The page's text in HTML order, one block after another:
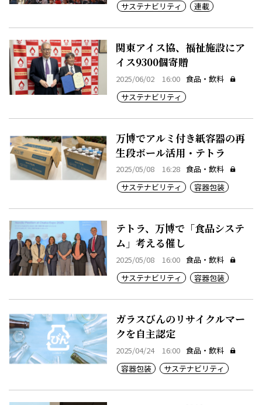
サステナビリティ
連載
関東アイス協、福祉施設にア
イス9300個寄贈
2025/06/02 16:00 食品・飲料
サステナビリティ
万博でアルミ付き紙容器の再
生段ボール活用・テトラ
2025/05/08 16:28 食品・飲料
サステナビリティ
容器包装
テトラ、万博で「食品システ
ム」考える催し
2025/05/08 16:00 食品・飲料
サステナビリティ
容器包装
ガラスびんのリサイクルマー
クを自主認定
2025/04/24 16:00 食品・飲料
容器包装
サステナビリティ